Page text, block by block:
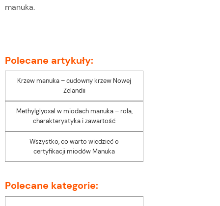
manuka.
Polecane artykuły:
Krzew manuka – cudowny krzew Nowej
Zelandii
Methylglyoxal w miodach manuka – rola,
charakterystyka i zawartość
Wszystko, co warto wiedzieć o
certyfikacji miodów Manuka
Polecane kategorie: